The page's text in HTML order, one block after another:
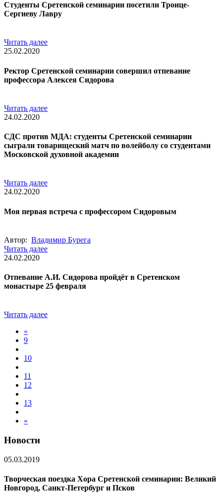
Студенты Сретенской семинарии посетили Троице-
Сергиеву Лавру
Читать далее
25.02.2020
Ректор Сретенской семинарии совершил отпевание
профессора Алексея Сидорова
Читать далее
24.02.2020
СДС против МДА: студенты Сретенской семинарии
сыграли товарищеский матч по волейболу со студентами
Московской духовной академии
Читать далее
24.02.2020
Моя первая встреча с профессором Сидоровым
Автор: Владимир Бурега
Читать далее
24.02.2020
Отпевание А.И. Сидорова пройдёт в Сретенском
монастыре 25 февраля
Читать далее
«
9
10
11
12
13
»
Новости
05.03.2019
Творческая поездка Хора Сретенской семинарии: Великий
Новгород, Санкт-Петербург и Псков